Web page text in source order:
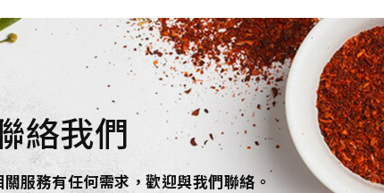
絡我們
服務有任何需求，歡迎與我們聯絡。